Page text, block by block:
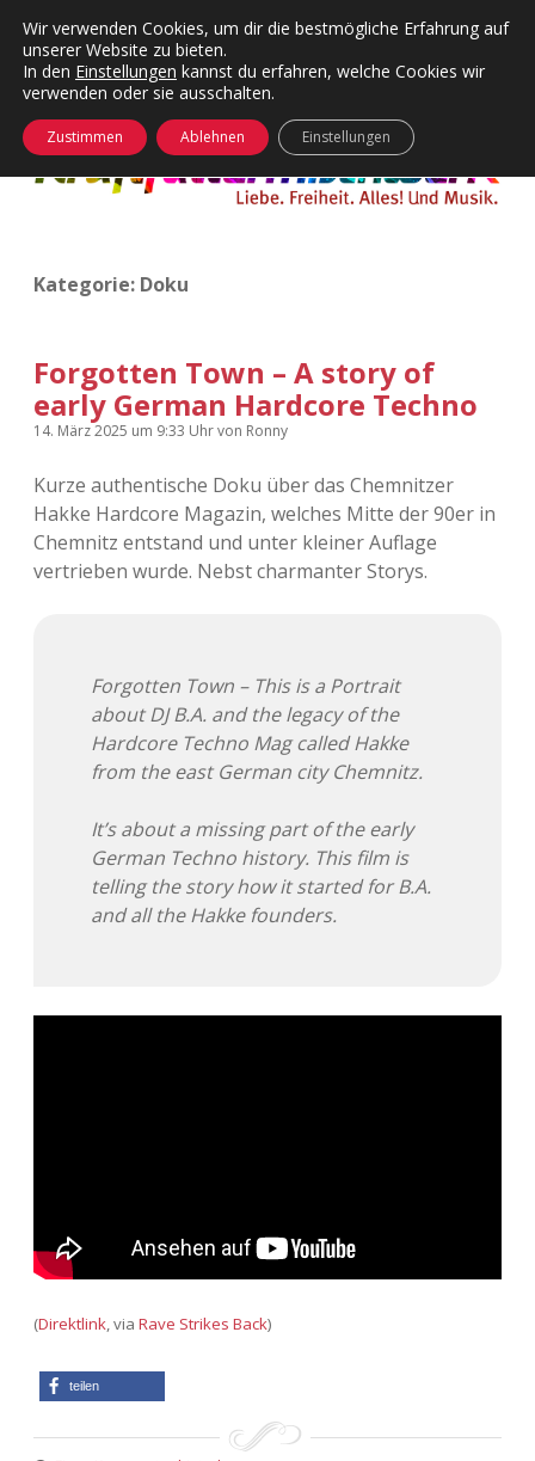
Kategorien
Menü
24 Hours Chilling
Die Wende
Kopfkinomusik
Täglicher Sinnwahn
Visuelles
KFMW-Disco
Dates
öffnen
Adventskalender 2010
Adventskalender 2012
Adventskalender 2013
Adventskalender 2015
Adventskalender 2016
Adventskalender 2018
Adventskalender 2019
facebook
instagram
rss soundcloud
vimeoBluesky
öffnen
Kategorie: Doku
Forgotten Town – A story of
early German Hardcore Techno
14. März 2025 um 9:33 Uhrvon Ronny
Kurze authentische Doku über das Chemnitzer
Hakke Hardcore Magazin, welches Mitte der 90er in
Chemnitz entstand und unter kleiner Auflage
vertrieben wurde. Nebst charmanter Storys.
Forgotten Town – This is a Portrait
about DJ B.A. and the legacy of the
Hardcore Techno Mag called Hakke
from the east German city Chemnitz.
It’s about a missing part of the early
German Techno history. This film is
telling the story how it started for B.A.
and all the Hakke founders.
(Direktlink, via Rave Strikes Back)
teilen
Wir verwenden Cookies, um dir die bestmögliche Erfahrung auf
unserer Website zu bieten.
In den Einstellungen kannst du erfahren, welche Cookies wir
verwenden oder sie ausschalten.
Zustimmen Ablehnen Einstellungen